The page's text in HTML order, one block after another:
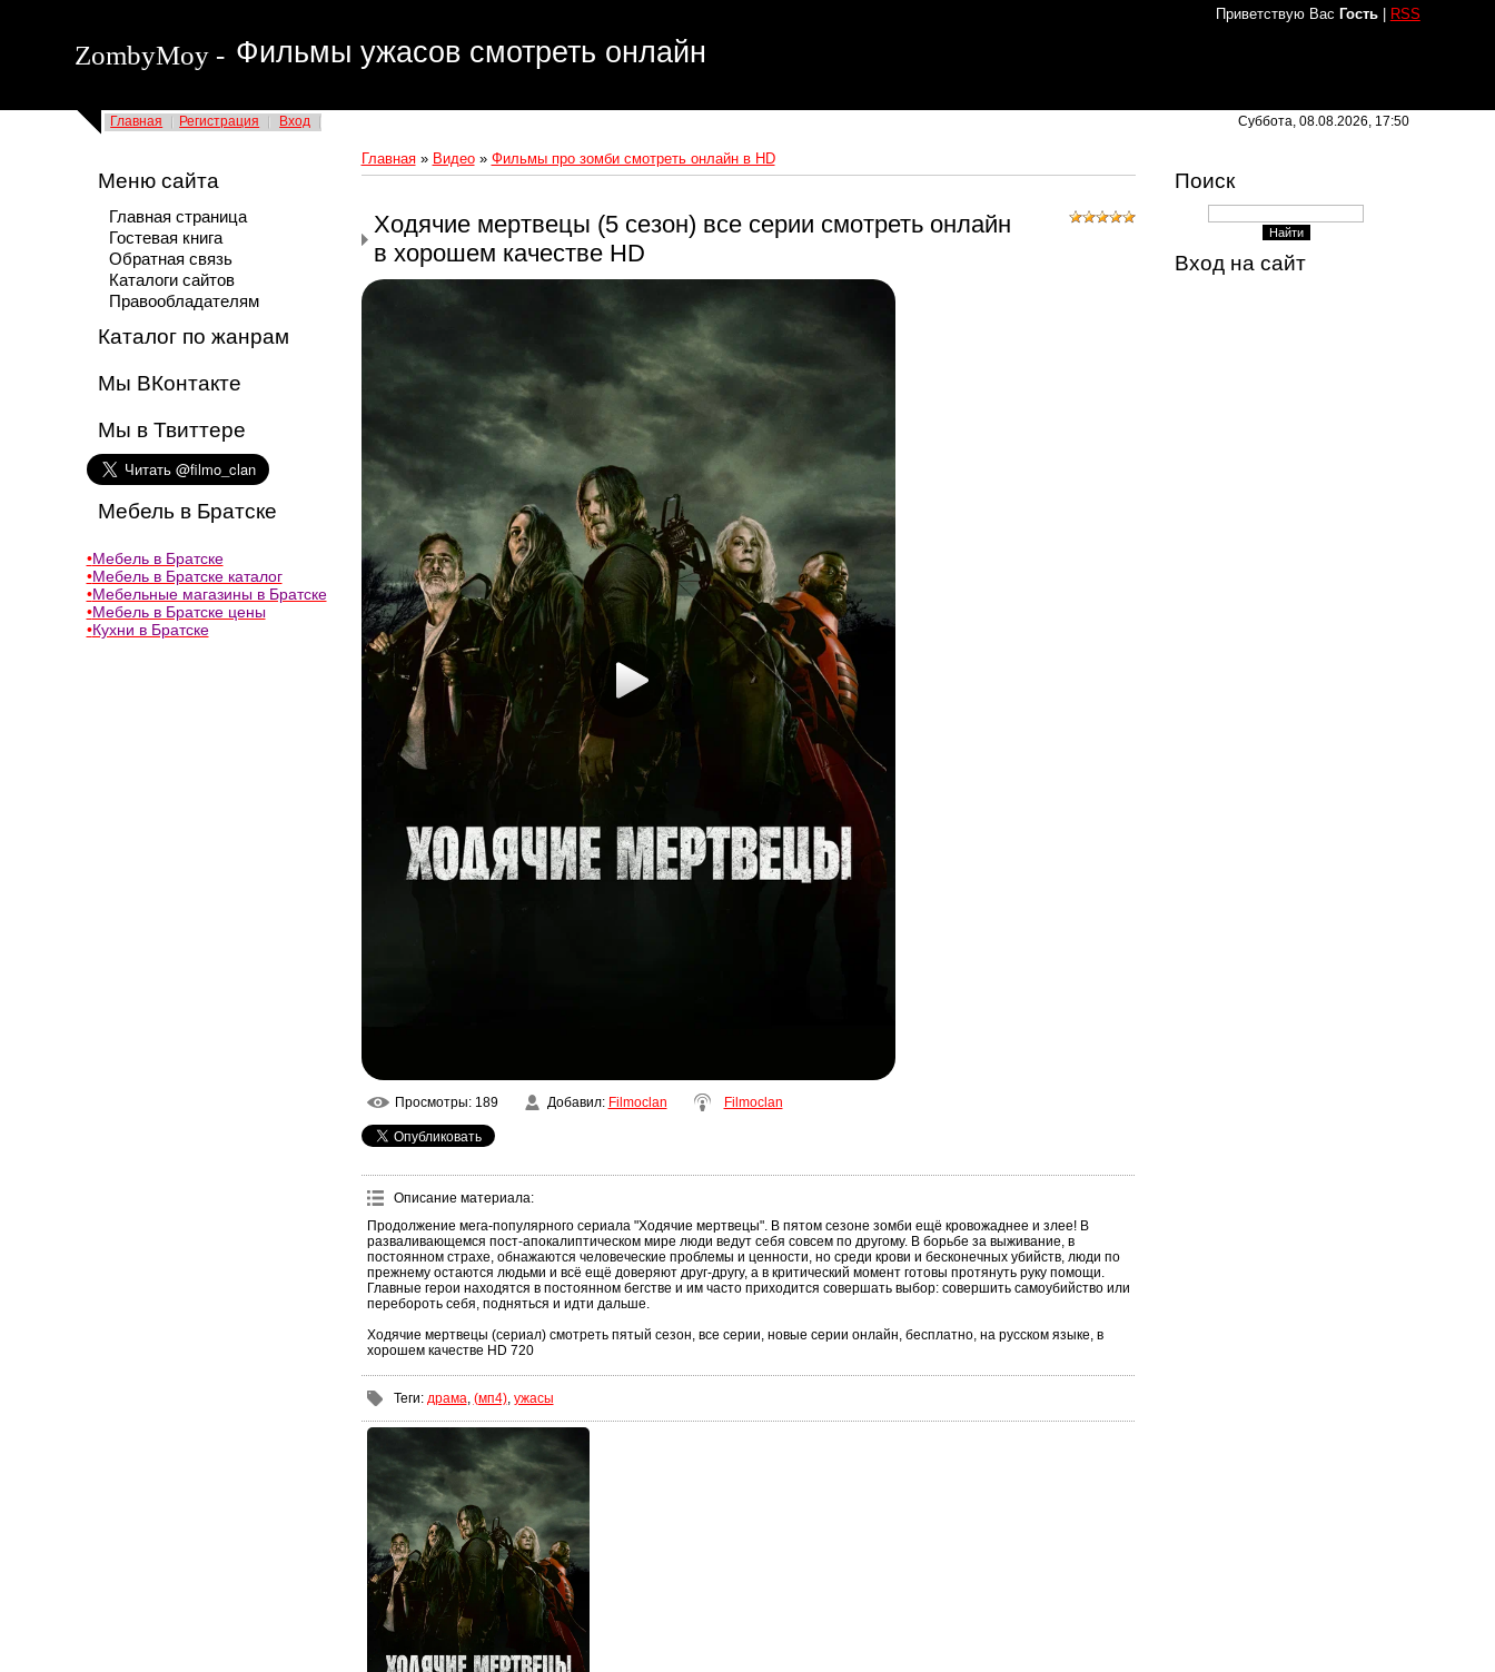
Приветствую Вас Гость| RSS
ZombyMoy - Фильмы ужасов смотреть онлайн
Главная Регистрация Вход Суббота, 08.08.2026, 17:50
Меню сайта
Главная страница
Гостевая книга
Обратная связь
Каталоги сайтов
Правообладателям
Каталог по жанрам
Мы ВКонтакте
Мы в Твиттере
Мебель в Братске
•Мебель в Братске
•Мебель в Братске каталог
•Мебельные магазины в Братске
•Мебель в Братске цены
•Кухни в Братске
Главная» Видео» Фильмы про зомби смотреть онлайн в HD
Ходячие мертвецы (5 сезон) все серии смотреть онлайн
в хорошем качестве HD
Просмотры: 189 Добавил: Filmoclan Filmoclan
Описание материала:
Продолжение мега-популярного сериала "Ходячие мертвецы". В пятом сезоне зомби ещё кровожаднее и злее! В
разваливающемся пост-апокалиптическом мире люди ведут себя совсем по другому. В борьбе за выживание, в
постоянном страхе, обнажаются человеческие проблемы и ценности, но среди крови и бесконечных убийств, люди по
прежнему остаются людьми и всё ещё доверяют друг-другу, а в критический момент готовы протянуть руку помощи.
Главные герои находятся в постоянном бегстве и им часто приходится совершать выбор: совершить самоубийство или
перебороть себя, подняться и идти дальше.
Ходячие мертвецы (сериал) смотреть пятый сезон, все серии, новые серии онлайн, бесплатно, на русском языке, в
хорошем качестве HD 720
Теги: драма, (мп4), ужасы
Поиск
Вход на сайт